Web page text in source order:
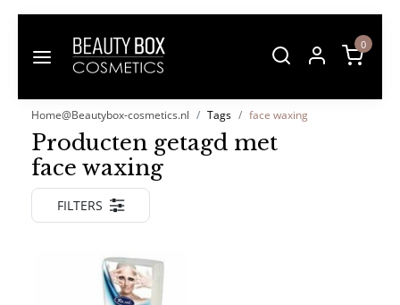
0
Home@Beautybox-cosmetics.nl Tags face waxing
Producten getagd met
face waxing
FILTERS